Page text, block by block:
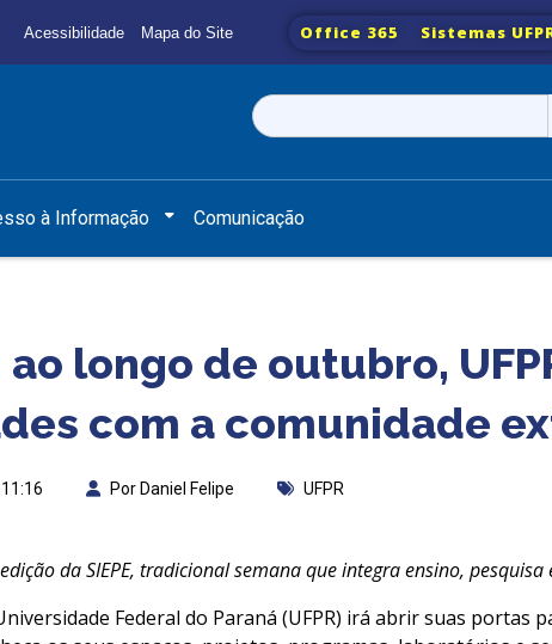
Acessibilidade Mapa do Site Office 365 Sistemas
Pesquisar
por:
à Informação Comunicação
ao longo de outubro,
com a comunidade
11:16 Por Daniel Felipe UFPR
da SIEPE, tradicional semana que integra ensino, pesquisa
Federal do Paraná (UFPR) irá abrir suas portas